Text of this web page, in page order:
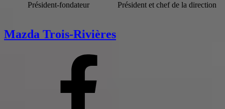
Président-fondateur Président et chef de la direction
Mazda Trois-Rivières